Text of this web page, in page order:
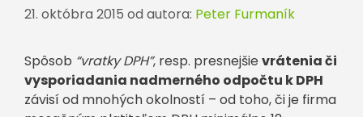
21. októbra 2015 od autora: Peter Furmaník
Spôsob “vratky DPH”, resp. presnejšie vrátenia či
vysporiadania nadmerného odpočtu k DPH
závisí od mnohých okolností – od toho, či je firma